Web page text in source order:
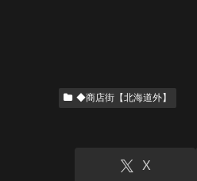
◆商店街【北海道外】
X